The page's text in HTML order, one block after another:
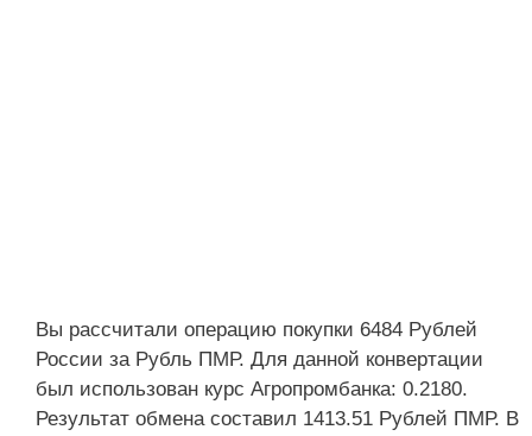
Вы рассчитали операцию покупки 6484 Рублей
России за Рубль ПМР. Для данной конвертации
был использован курс Агропромбанка: 0.2180.
Результат обмена составил 1413.51 Рублей ПМР. В